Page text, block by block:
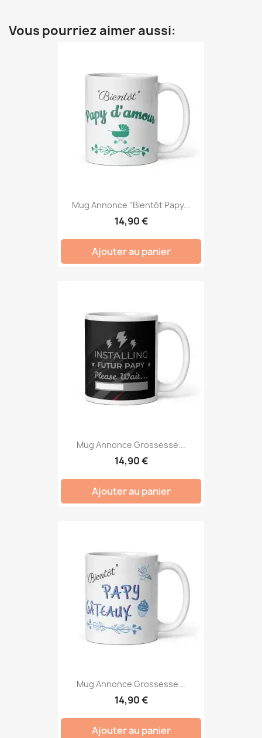
Vous pourriez aimer aussi:
Mug Annonce "Bientôt Papy...
14,90 €
Ajouter au panier
Mug Annonce Grossesse...
14,90 €
Ajouter au panier
Mug Annonce Grossesse...
14,90 €
Ajouter au panier